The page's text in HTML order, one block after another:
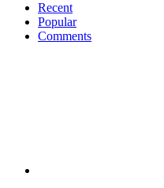
Recent
Popular
Comments